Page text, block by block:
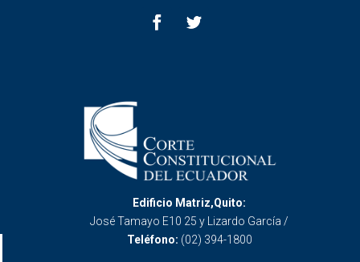
Edificio Matriz,Quito:
José Tamayo E10 25 y Lizardo García /
Teléfono: (02) 394-1800